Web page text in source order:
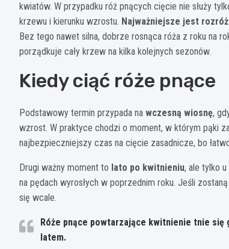
kwiatów. W przypadku róż pnących cięcie nie służy
krzewu i kierunku wzrostu. Najważniejsze jest
Bez tego nawet silna, dobrze rosnąca róża z roku na
porządkuje cały krzew na kilka kolejnych sezonów.
Kiedy ciąć róże pnące
Podstawowy termin przypada na wczesną wiosnę,
wzrost. W praktyce chodzi o moment, w którym pąki
najbezpieczniejszy czas na cięcie zasadnicze, bo
Drugi ważny moment to lato po kwitnieniu, ale tylko
na pędach wyrosłych w poprzednim roku. Jeśli
się wcale.
Róże pnące powtarzające kwitnienie tnie
latem.